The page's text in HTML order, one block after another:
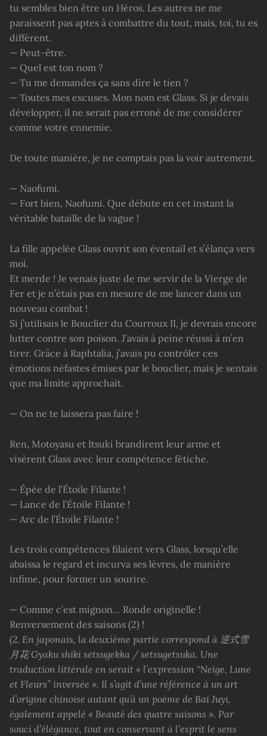
tu sembles bien être un Héros. Les autres ne me
paraissent pas aptes à combattre du tout, mais, toi, tu es
différent.
— Peut-être.
— Quel est ton nom ?
— Tu me demandes ça sans dire le tien ?
— Toutes mes excuses. Mon nom est Glass. Si je devais
développer, il ne serait pas erroné de me considérer
comme votre ennemie.
De toute manière, je ne comptais pas la voir autrement.
— Naofumi.
— Fort bien, Naofumi. Que débute en cet instant la
véritable bataille de la vague !
La fille appelée Glass ouvrit son éventail et s’élança vers
moi.
Et merde ! Je venais juste de me servir de la Vierge de
Fer et je n’étais pas en mesure de me lancer dans un
nouveau combat !
Si j’utilisais le Bouclier du Courroux II, je devrais encore
lutter contre son poison. J’avais à peine réussi à m’en
tirer. Grâce à Raphtalia, j’avais pu contrôler ces
émotions néfastes émises par le bouclier, mais je sentais
que ma limite approchait.
— On ne te laissera pas faire !
Ren, Motoyasu et Itsuki brandirent leur arme et
visèrent Glass avec leur compétence fétiche.
— Épée de l’Étoile Filante !
— Lance de l’Étoile Filante !
— Arc de l’Étoile Filante !
Les trois compétences filaient vers Glass, lorsqu’elle
abaissa le regard et incurva ses lèvres, de manière
infime, pour former un sourire.
— Comme c’est mignon… Ronde originelle !
Renversement des saisons (2) !
(2. En japonais, la deuxième partie correspond à 逆式雪
月花Gyaku shiki setsugekka / setsugetsuka. Une
traduction littérale en serait « l’expression “Neige, Lune
et Fleurs” inversée ». Il s’agit d’une référence à un art
d’origine chinoise autant qu’à un poème de Bai Juyi,
également appelé « Beauté des quatre saisons ». Par
souci d’élégance, tout en conservant à l’esprit le sens